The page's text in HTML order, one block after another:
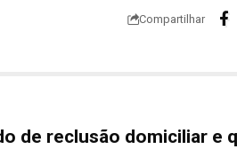
Compartilhar
de reclusão domiciliar e